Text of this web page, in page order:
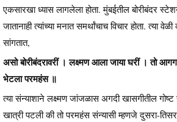
एकसारखा ध्यास लागलेला होता. मुंबईतील बोरीबंदर
जातानाही त्यांच्या मनात समर्थांचाच विचार होता. त्या
सांगतात,
असो बोरीबंदरावरीं । लक्ष्मण आला जाया घरीं । तो
भेटला परमहंस ॥
त्या संन्याशाने लक्ष्मण जांजळास अगदी खासगीतील गोष्ट
खात्री पटली की तो परमहंस संन्यासी म्हणजे दुसरा-